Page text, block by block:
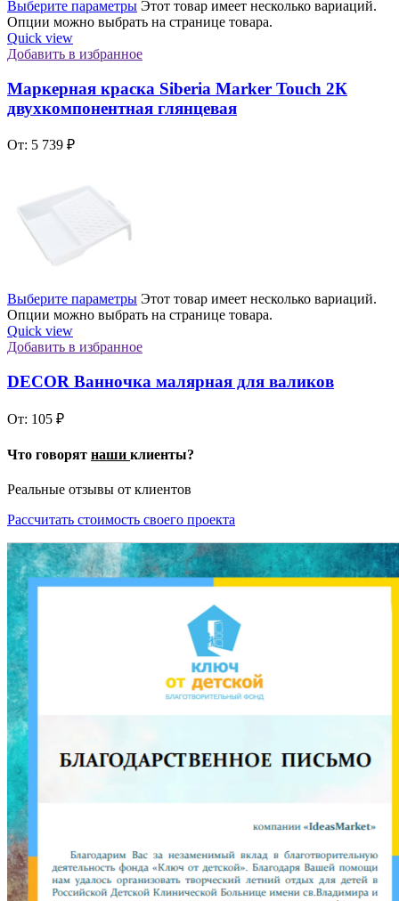
Выберите параметры Этот товар имеет несколько вариаций.
Опции можно выбрать на странице товара.
Quick view
Добавить в избранное
Маркерная краска Siberia Marker Touch 2К
двухкомпонентная глянцевая
От: 5 739 ₽
Выберите параметры Этот товар имеет несколько вариаций.
Опции можно выбрать на странице товара.
Quick view
Добавить в избранное
DECOR Ванночка малярная для валиков
От: 105 ₽
Что говорят наши клиенты?
Реальные отзывы от клиентов
Рассчитать стоимость своего проекта